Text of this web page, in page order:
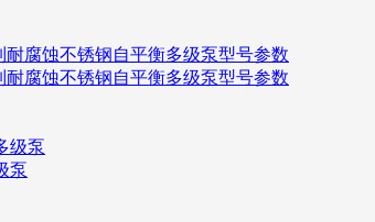
耐腐蚀不锈钢自平衡多级泵型号参数
耐腐蚀不锈钢自平衡多级泵型号参数
泵